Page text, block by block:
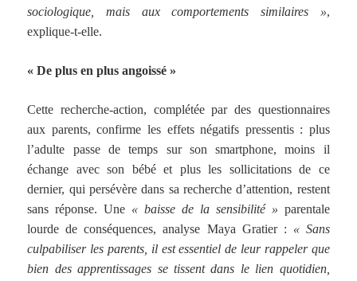
sociologique, mais aux comportements similaires »,
explique-t-elle.
« De plus en plus angoissé »
Cette recherche-action, complétée par des questionnaires
aux parents, confirme les effets négatifs pressentis : plus
l’adulte passe de temps sur son smartphone, moins il
échange avec son bébé et plus les sollicitations de ce
dernier, qui persévère dans sa recherche d’attention, restent
sans réponse. Une « baisse de la sensibilité » parentale
lourde de conséquences, analyse Maya Gratier : « Sans
culpabiliser les parents, il est essentiel de leur rappeler que
bien des apprentissages se tissent dans le lien quotidien,